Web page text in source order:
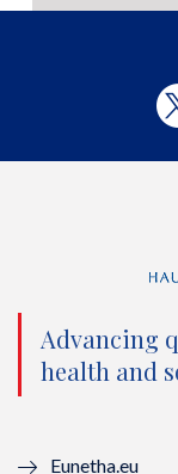
Advancing
health and
Eunetha.eu